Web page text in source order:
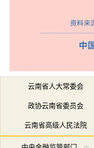
云南省人大常委会
政协云南省委员会
云南省高级人民法院